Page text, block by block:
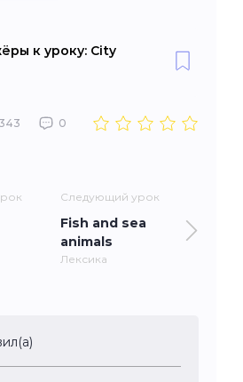
к уроку: City
0
Следующий урок
Fish and sea
animals
Лексика